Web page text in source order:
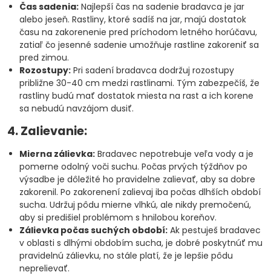
Čas sadenia: Najlepší čas na sadenie bradavca je jar
alebo jeseň. Rastliny, ktoré sadíš na jar, majú dostatok
času na zakorenenie pred príchodom letného horúčavu,
zatiaľ čo jesenné sadenie umožňuje rastline zakoreniť sa
pred zimou.
Rozostupy: Pri sadení bradavca dodržuj rozostupy
približne 30-40 cm medzi rastlinami. Tým zabezpečíš, že
rastliny budú mať dostatok miesta na rast a ich korene
sa nebudú navzájom dusiť.
4. Zalievanie:
Mierna zálievka: Bradavec nepotrebuje veľa vody a je
pomerne odolný voči suchu. Počas prvých týždňov po
výsadbe je dôležité ho pravidelne zalievať, aby sa dobre
zakorenil. Po zakorenení zalievaj iba počas dlhších období
sucha. Udržuj pôdu mierne vlhkú, ale nikdy premočenú,
aby si predišiel problémom s hnilobou koreňov.
Zálievka počas suchých období: Ak pestuješ bradavec
v oblasti s dlhými obdobím sucha, je dobré poskytnúť mu
pravidelnú zálievku, no stále platí, že je lepšie pôdu
neprelievať.